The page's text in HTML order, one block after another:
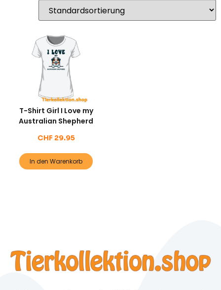
T-Shirt Girl I Love my
Australian Shepherd
CHF 29.95
In den Warenkorb